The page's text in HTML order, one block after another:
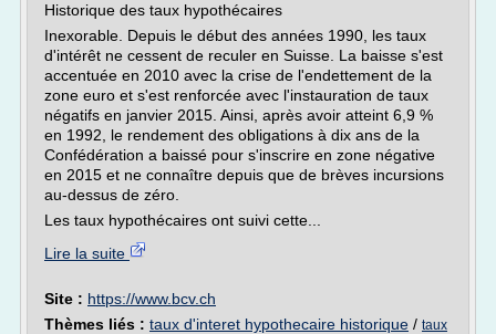
Historique des taux hypothécaires
Inexorable. Depuis le début des années 1990, les taux
d'intérêt ne cessent de reculer en Suisse. La baisse s'est
accentuée en 2010 avec la crise de l'endettement de la
zone euro et s'est renforcée avec l'instauration de taux
négatifs en janvier 2015. Ainsi, après avoir atteint 6,9 %
en 1992, le rendement des obligations à dix ans de la
Confédération a baissé pour s'inscrire en zone négative
en 2015 et ne connaître depuis que de brèves incursions
au-dessus de zéro.
Les taux hypothécaires ont suivi cette...
Lire la suite
Site : https://www.bcv.ch
Thèmes liés : taux d'interet hypothecaire historique / taux